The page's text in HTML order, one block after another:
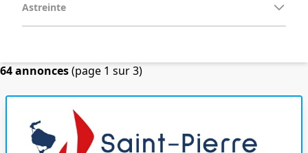
Astreinte
64 annonces(page 1 sur 3)